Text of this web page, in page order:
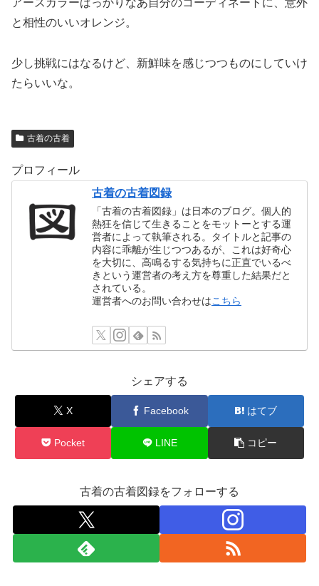
アースカラーばっかりなあ自分のコーディネートに、意外
と相性のいいオレンジ。
少し挑戦にはなるけど、新鮮味を感じつつものにしていけ
たらいいな。
古着の古着
プロフィール
古着の古着図録
「古着の古着図録」は日本のブログ。個人的
熱狂を信じて生きることをモットーとする運
営者によって執筆される。タイトルと記事の
内容に乖離が生じつつあるが、これは好奇心
を大切に、高鳴るする気持ちに正直でいるべ
きという運営者の考え方を尊重した結果だと
されている。
運営者へのお問い合わせはこちら
シェアする
X Facebook はてブ
Pocket LINE コピー
古着の古着図録をフォローする